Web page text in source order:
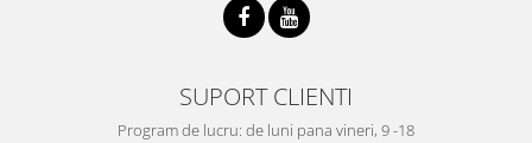
SUPORT CLIENTI
Program de lucru: de luni pana vineri, 9 -18